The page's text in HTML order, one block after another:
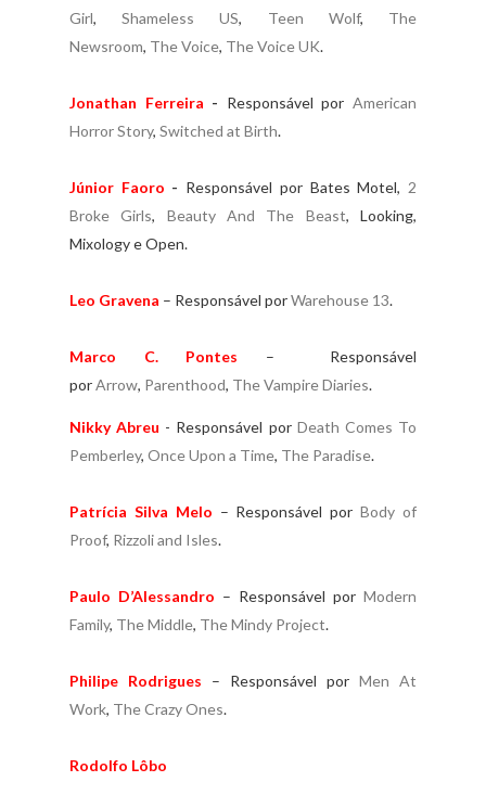
Girl,Shameless US, Teen Wolf, The
Newsroom, The Voice, The Voice UK.
Jonathan Ferreira - Responsável porAmerican
Horror Story, Switched at Birth.
Júnior Faoro - Responsável por Bates Motel, 2
Broke Girls, Beauty And The Beast, Looking,
Mixology e Open.
Leo Gravena – Responsável porWarehouse 13.
Marco C. Pontes – Responsável
porArrow, Parenthood, The Vampire Diaries.
Nikky Abreu - Responsável por Death Comes To
Pemberley, Once Upon a Time, The Paradise.
Patrícia Silva Melo – Responsável porBody of
Proof, Rizzoli and Isles.
Paulo D’Alessandro – Responsável por Modern
Family, The Middle, The Mindy Project.
Philipe Rodrigues – Responsável por Men At
Work, The Crazy Ones.
Rodolfo Lôbo